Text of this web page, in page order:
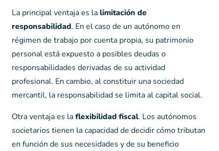
La principal ventaja es la limitación de
responsabilidad. En el caso de un autónomo en
régimen de trabajo por cuenta propia, su patrimonio
personal está expuesto a posibles deudas o
responsabilidades derivadas de su actividad
profesional. En cambio, al constituir una sociedad
mercantil, la responsabilidad se limita al capital social.
Otra ventaja es laflexibilidad fiscal. Los autónomos
societarios tienen la capacidad de decidir cómo tributan
en función de sus necesidades y de su beneficio